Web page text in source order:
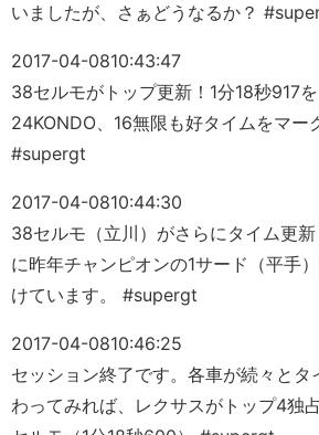
いましたが、さぁどうなるか？
2017-04-0810:43:47
38セルモがトップ更新！1分18秒917を
24KONDO、16無限も好タイムをマー
#supergt
2017-04-0810:44:30
38セルモ（立川）がさらにタイム更
に昨年チャンピオンの1サード（平手
けています。 #supergt
2017-04-0810:46:25
セッション終了です。各車が続々と
わってみれば、レクサスがトップ4独